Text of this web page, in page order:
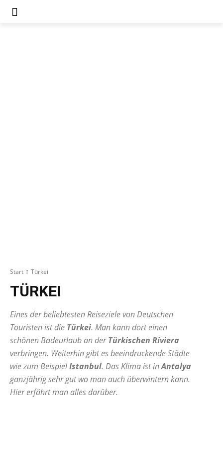
Start Türkei
TÜRKEI
Eines der beliebtesten Reiseziele von Deutschen
Touristen ist die Türkei. Man kann dort einen
schönen Badeurlaub an derTürkischen Riviera
verbringen. Weiterhin gibt es beeindruckende Städte
wie zum BeispielIstanbul. Das Klima ist inAntalya
ganzjährig sehr gut wo man auch überwintern kann.
Hier erfährt man alles darüber.